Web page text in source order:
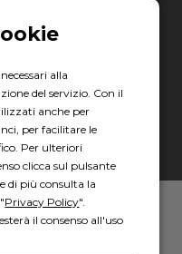
bis c.c. da parte della
C.F. 13007321006
alla
del servizio. Con il
anche per
per facilitare le
Per ulteriori
clicca sul pulsante
di più consulta la
Privacy Policy".
il consenso all'uso